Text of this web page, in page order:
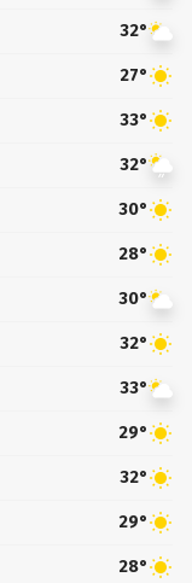
32°
27°
33°
32°
30°
28°
30°
32°
33°
29°
32°
29°
28°